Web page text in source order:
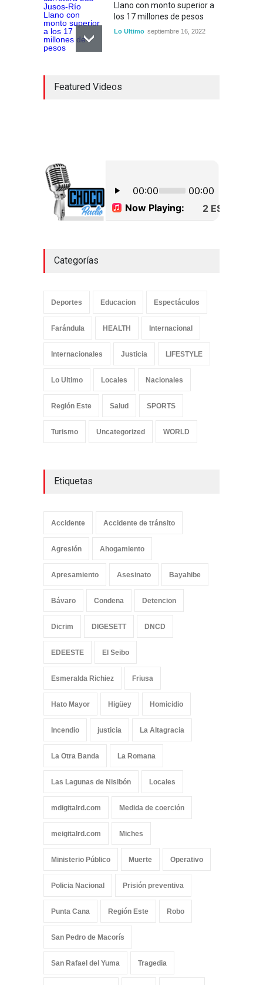
Llano con monto superior a
los 17 millones de pesos
Lo Ultimo septiembre 16, 2022
15 paquetes de presumible
detalla alcance Plan de
septiembre 18, 2022
Featured Videos
Categorías
Deportes Educacion Espectáculos
Farándula HEALTH Internacional
Internacionales Justicia LIFESTYLE
Lo Ultimo Locales Nacionales
Región Este Salud SPORTS
Turismo Uncategorized WORLD
Etiquetas
Accidente Accidente de tránsito
Agresión Ahogamiento
Apresamiento Asesinato Bayahibe
Bávaro Condena Detencion
Dicrim DIGESETT DNCD
EDEESTE El Seibo
Esmeralda Richiez Friusa
Hato Mayor Higüey Homicidio
Incendio justicia La Altagracia
La Otra Banda La Romana
Las Lagunas de Nisibón Locales
mdigitalrd.com Medida de coerción
meigitalrd.com Miches
Ministerio Público Muerte Operativo
Policia Nacional Prisión preventiva
Punta Cana Región Este Robo
San Pedro de Macorís
San Rafael del Yuma Tragedia